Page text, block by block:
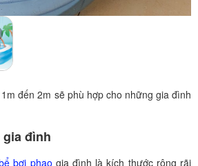
đến 2m sẽ phù hợp cho những gia đình
đình
bơi phao gia đình là kích thước rộng rãi